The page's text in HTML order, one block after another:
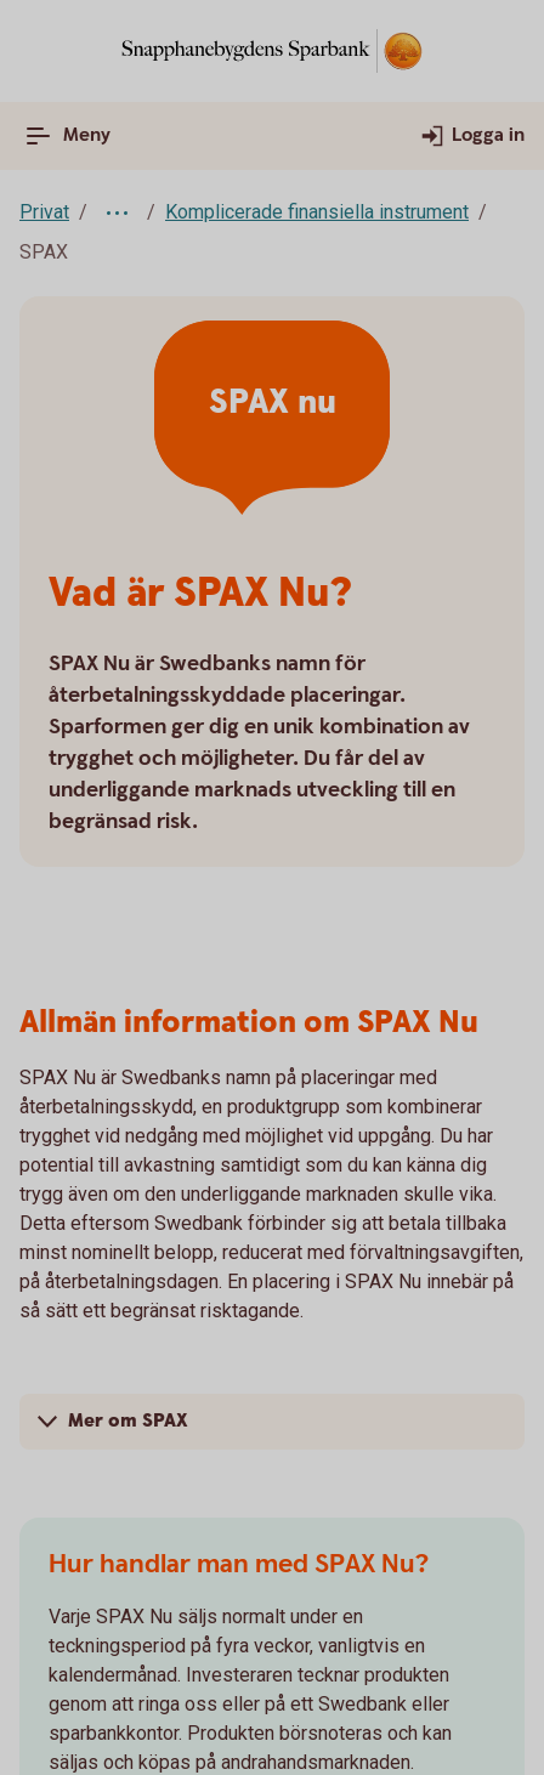
Meny Logga in
Privat
Komplicerade finansiella instrument
SPAX
Vad är SPAX Nu?
SPAX Nu är Swedbanks namn för
återbetalningsskyddade placeringar.
Sparformen ger dig en unik kombination av
trygghet och möjligheter. Du får del av
underliggande marknads utveckling till en
begränsad risk.
SPAX nu
Allmän information om SPAX Nu
SPAX Nu är Swedbanks namn på placeringar med
återbetalningsskydd, en produktgrupp som kombinerar
trygghet vid nedgång med möjlighet vid uppgång. Du har
potential till avkastning samtidigt som du kan känna dig
trygg även om den underliggande marknaden skulle vika.
Detta eftersom Swedbank förbinder sig att betala tillbaka
minst nominellt belopp, reducerat med förvaltningsavgiften,
på återbetalningsdagen. En placering i SPAX Nu innebär på
så sätt ett begränsat risktagande.
Mer om SPAX
Hur handlar man med SPAX Nu?
Varje SPAX Nu säljs normalt under en
teckningsperiod på fyra veckor, vanligtvis en
kalendermånad. Investeraren tecknar produkten
genom att ringa oss eller på ett Swedbank eller
sparbankkontor. Produkten börsnoteras och kan
säljas och köpas på andrahandsmarknaden.